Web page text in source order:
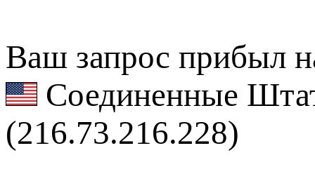
Ваш запрос прибыл
Соединенные
(216.73.216.228)